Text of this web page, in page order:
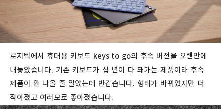
로지텍에서 휴대용 키보드 keys to go의 후속 버전을 오랜만에
내놓았습니다. 기존 키보드가 십 년이 다 돼가는 제품이라 후속
제품이 안 나올 줄 알았는데 반갑습니다. 형태가 바뀌었지만 더
작아졌고 여러모로 좋아졌습니다.